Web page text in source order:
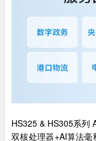
HS325 & HS305系列
双核处理器+AI算法